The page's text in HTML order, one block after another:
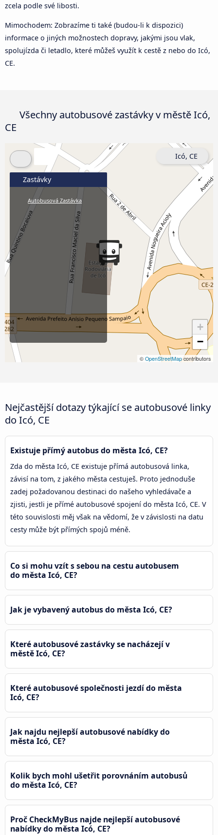
zcela podle své libosti.
Mimochodem: Zobrazíme ti také (budou-li k dispozici)
informace o jiných možnostech dopravy, jakými jsou vlak,
spolujízda či letadlo, které můžeš využít k cestě z nebo do Icó,
CE.
Všechny autobusové zastávky v městě Icó,
CE
+
−
© OpenStreetMapcontributors
Zastávky
Autobusová Zastávka
Icó, CE
Nejčastější dotazy týkající se autobusové linky
do Icó, CE
Existuje přímý autobus do města Icó, CE?
Zda do města Icó, CE existuje přímá autobusová linka,
závisí na tom, z jakého města cestuješ. Proto jednoduše
zadej požadovanou destinaci do našeho vyhledávače a
zjisti, jestli je přímé autobusové spojení do města Icó, CE. V
této souvislosti měj však na vědomí, že v závislosti na datu
cesty může být přímých spojů méně.
Co si mohu vzít s sebou na cestu autobusem
do města Icó, CE?
Jak je vybavený autobus do města Icó, CE?
Které autobusové zastávky se nacházejí v
městě Icó, CE?
Které autobusové společnosti jezdí do města
Icó, CE?
Jak najdu nejlepší autobusové nabídky do
města Icó, CE?
Kolik bych mohl ušetřit porovnáním autobusů
do města Icó, CE?
Proč CheckMyBus najde nejlepší autobusové
nabídky do města Icó, CE?